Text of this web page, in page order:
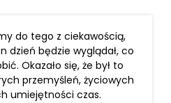
do tego z ciekawością,
dzień będzie wyglądał, co
Okazało się, że był to
przemyśleń, życiowych
umiejętności czas.